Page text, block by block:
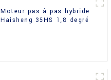
Moteur pas à pas hybride
Haisheng 35HS 1,8 degré